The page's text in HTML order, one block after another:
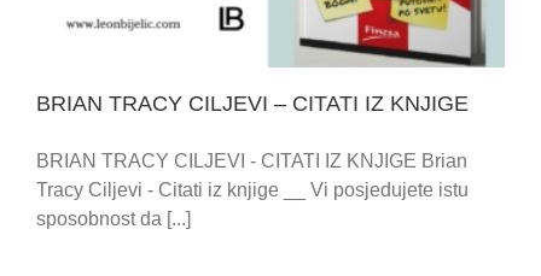
BRIAN TRACY CILJEVI – CITATI IZ KNJIGE
BRIAN TRACY CILJEVI - CITATI IZ KNJIGE Brian
Tracy Ciljevi - Citati iz knjige __ Vi posjedujete istu
sposobnost da [...]